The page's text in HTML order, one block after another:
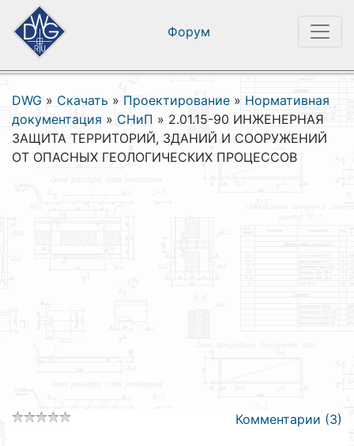
Форум
DWG » Скачать » Проектирование » Нормативная
документация » СНиП » 2.01.15-90 ИНЖЕНЕРНАЯ
ЗАЩИТА ТЕРРИТОРИЙ, ЗДАНИЙ И СООРУЖЕНИЙ
ОТ ОПАСНЫХ ГЕОЛОГИЧЕСКИХ ПРОЦЕССОВ
Комментарии (3)